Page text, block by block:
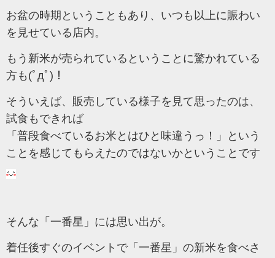
お盆の時期ということもあり、いつも以上に賑わい
を見せている店内。
もう新米が売られているということに驚かれている
方も(ﾟдﾟ)！
そういえば、販売している様子を見て思ったのは、
試食もできれば
「普段食べているお米とはひと味違うっ！」という
ことを感じてもらえたのではないかということです
そんな「一番星」には思い出が。
着任後すぐのイベントで「一番星」の新米を食べさ